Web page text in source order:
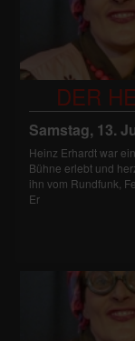
DER
Samstag, 13.
Heinz Erhardt war
Bühne erlebt und
ihn vom Rundfunk,
Er